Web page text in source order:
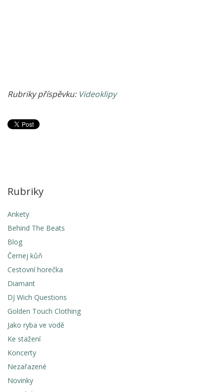
Rubriky příspěvku: Videoklipy
Rubriky
Ankety
Behind The Beats
Blog
Černej kůň
Cestovní horečka
Diamant
DJ Wich Questions
Golden Touch Clothing
Jako ryba ve vodě
Ke stažení
Koncerty
Nezařazené
Novinky